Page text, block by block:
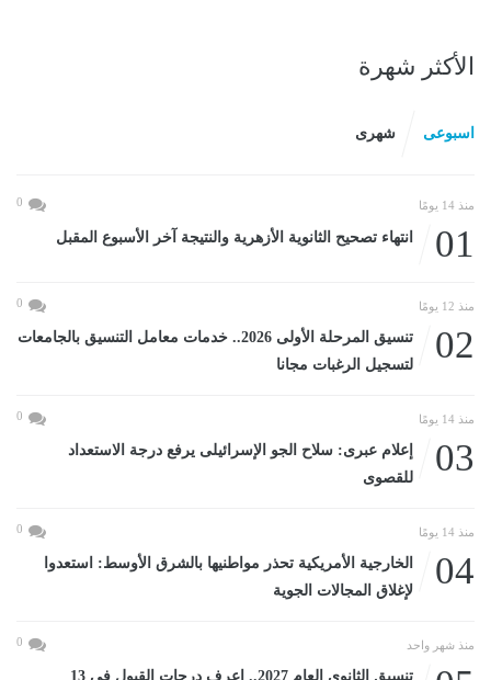
الأكثر شهرة
اسبوعى شهرى
منذ 14 يومًا 0
01 انتهاء تصحيح الثانوية الأزهرية والنتيجة آخر الأسبوع المقبل
منذ 12 يومًا 0
02
تنسيق المرحلة الأولى 2026.. خدمات معامل التنسيق بالجامعات
لتسجيل الرغبات مجانا
منذ 14 يومًا 0
03
إعلام عبرى: سلاح الجو الإسرائيلى يرفع درجة الاستعداد
للقصوى
منذ 14 يومًا 0
04
الخارجية الأمريكية تحذر مواطنيها بالشرق الأوسط: استعدوا
لإغلاق المجالات الجوية
منذ شهر واحد 0
تنسيق الثانوى العام 2027.. اعرف درجات القبول في 13